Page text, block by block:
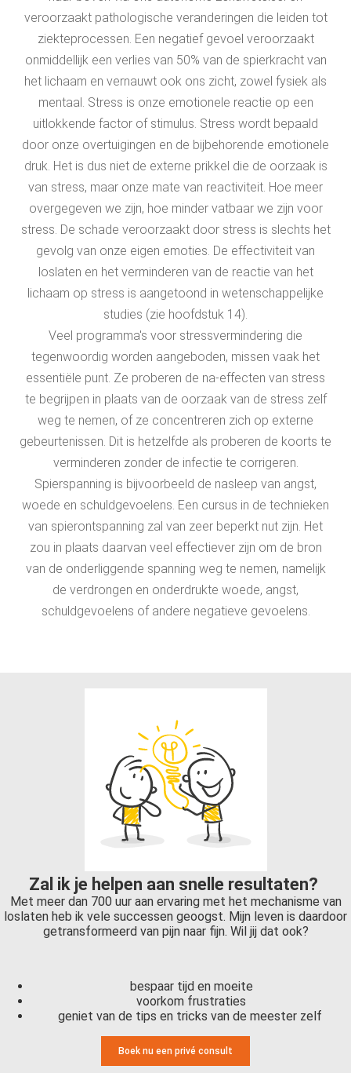
veroorzaakt pathologische veranderingen die leiden tot
ziekteprocessen. Een negatief gevoel veroorzaakt
onmiddellijk een verlies van 50% van de spierkracht van
het lichaam en vernauwt ook ons zicht, zowel fysiek als
mentaal. Stress is onze emotionele reactie op een
uitlokkende factor of stimulus. Stress wordt bepaald
door onze overtuigingen en de bijbehorende emotionele
druk. Het is dus niet de externe prikkel die de oorzaak is
van stress, maar onze mate van reactiviteit. Hoe meer
overgegeven we zijn, hoe minder vatbaar we zijn voor
stress. De schade veroorzaakt door stress is slechts het
gevolg van onze eigen emoties. De effectiviteit van
loslaten en het verminderen van de reactie van het
lichaam op stress is aangetoond in wetenschappelijke
studies (zie hoofdstuk 14).
Veel programma's voor stressvermindering die
tegenwoordig worden aangeboden, missen vaak het
essentiële punt. Ze proberen de na-effecten van stress
te begrijpen in plaats van de oorzaak van de stress zelf
weg te nemen, of ze concentreren zich op externe
gebeurtenissen. Dit is hetzelfde als proberen de koorts te
verminderen zonder de infectie te corrigeren.
Spierspanning is bijvoorbeeld de nasleep van angst,
woede en schuldgevoelens. Een cursus in de technieken
van spierontspanning zal van zeer beperkt nut zijn. Het
zou in plaats daarvan veel effectiever zijn om de bron
van de onderliggende spanning weg te nemen, namelijk
de verdrongen en onderdrukte woede, angst,
schuldgevoelens of andere negatieve gevoelens.
Zal ik je helpen aan snelle resultaten?
Met meer dan 700 uur aan ervaring met het mechanisme van
loslaten heb ik vele successen geoogst. Mijn leven is daardoor
getransformeerd van pijn naar fijn. Wil jij dat ook?
bespaar tijd en moeite
voorkom frustraties
geniet van de tips en tricks van de meester zelf
Boek nu een privé consult